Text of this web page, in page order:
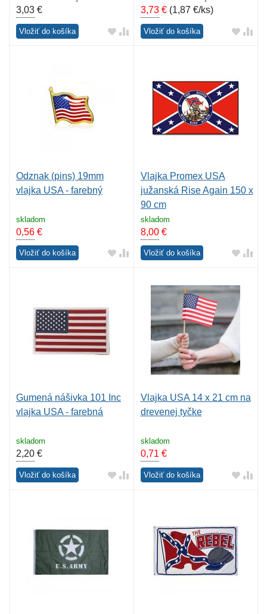
3,03 €
Vložiť do košíka
3,73€(1,87 €/ks)
Vložiť do košíka
Odznak (pins) 19mm
vlajka USA - farebný
skladom
0,56 €
Vložiť do košíka
Vlajka Promex USA
južanská Rise Again 150 x
90 cm
skladom
8,00€
Vložiť do košíka
Gumená nášivka 101 Inc
vlajka USA - farebná
skladom
2,20 €
Vložiť do košíka
Vlajka USA 14 x 21 cm na
drevenej tyčke
skladom
0,71 €
Vložiť do košíka